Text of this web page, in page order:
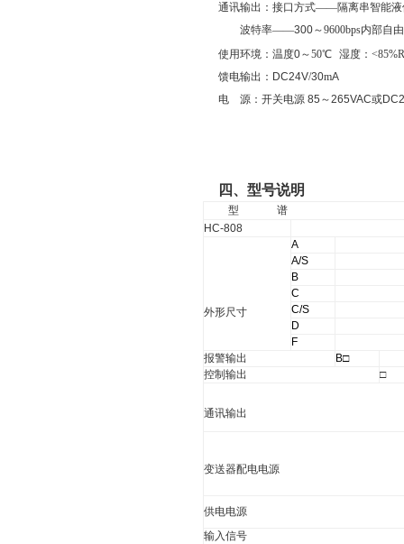
通讯输出：接口方式——隔离串智能
波特率——300～9600bps内部自
使用环境：温度0～50℃
湿度：
馈电输出： DC24V/30mA
电
源：开关电源85 ～265VAC或
四、型号说明
型
谱
HC-808
外形尺寸
A
A/S
B
C
C/S
D
F
报警输出
B□
控制输出
□
通讯输出
变送器配电电源
供电电源
输入信号